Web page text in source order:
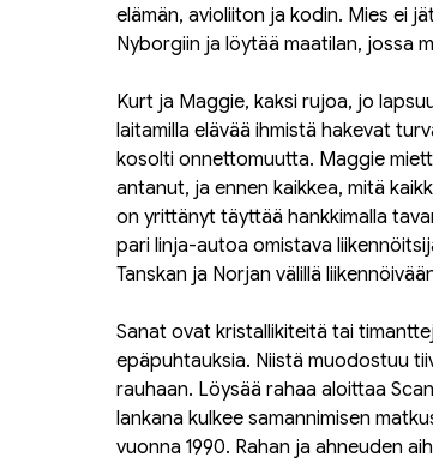
elämän, avioliiton ja kodin. Mies ei
Nyborgiin ja löytää maatilan, jossa
Kurt ja Maggie, kaksi rujoa, jo
laitamilla elävää ihmistä hakevat
kosolti onnettomuutta. Maggie
antanut, ja ennen kaikkea, mitä
on yrittänyt täyttää hankkimalla
pari linja-autoa omistava
Tanskan ja Norjan välillä
Sanat ovat kristallikiteitä tai
epäpuhtauksia. Niistä muodostuu
rauhaan. Löysää rahaa aloittaa
lankana kulkee samannimisen
vuonna 1990. Rahan ja ahneuden